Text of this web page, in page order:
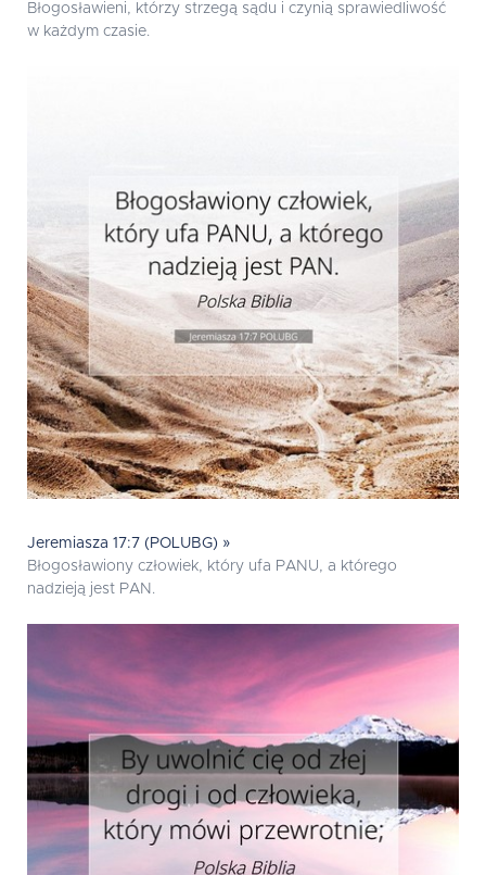
Błogosławieni, którzy strzegą sądu i czynią sprawiedliwość
w każdym czasie.
Jeremiasza 17:7 (POLUBG) »
Błogosławiony człowiek, który ufa PANU, a którego
nadzieją jest PAN.